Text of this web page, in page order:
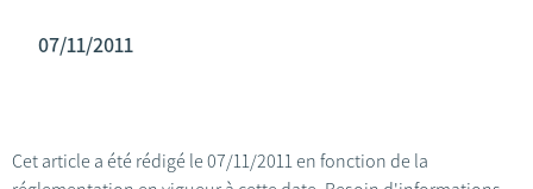
07/11/2011
Cet article a été rédigé le 07/11/2011 en fonction de la